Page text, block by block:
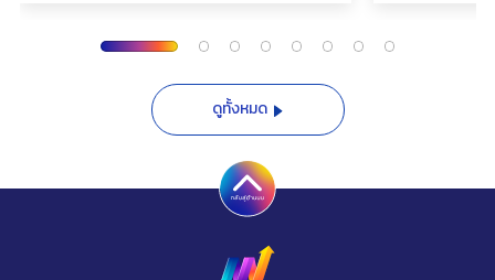
ดูทั้งหมด